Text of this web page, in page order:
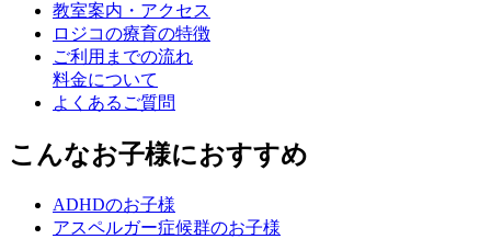
教室案内・アクセス
ロジコの療育の特徴
ご利用までの流れ
料金について
よくあるご質問
こんなお子様におすすめ
ADHDのお子様
アスペルガー症候群のお子様